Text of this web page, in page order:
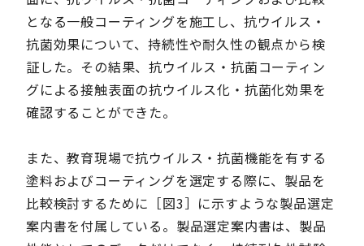
となる一般コーティングを施工し、抗ウイルス・
抗菌効果について、持続性や耐久性の観点から検
証した。その結果、抗ウイルス・抗菌コーティン
グによる接触表面の抗ウイルス化・抗菌化効果を
確認することができた。
また、教育現場で抗ウイルス・抗菌機能を有する
塗料およびコーティングを選定する際に、製品を
比較検討するために［図3］に示すような製品選定
案内書を付属している。製品選定案内書は、製品